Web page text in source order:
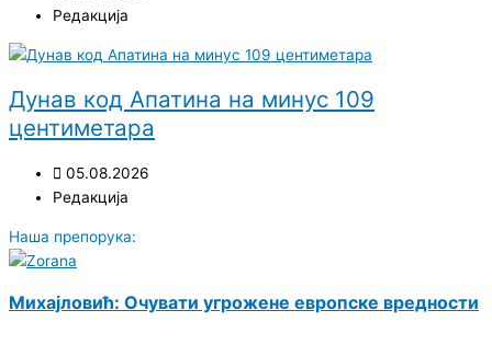
Редакција
Дунав код Апатина на минус 109
центиметара
05.08.2026
Редакција
Наша препорука:
Михајловић: Очувати угрожене европске вредности